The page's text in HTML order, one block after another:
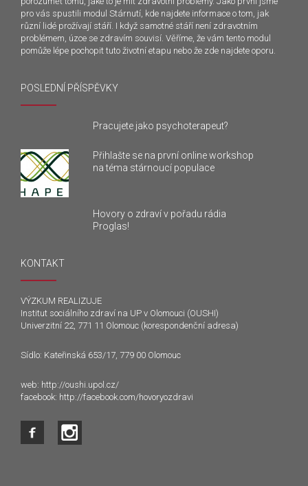
pro vás spustili modul Stárnutí, kde najdete informace o tom, jak
různí lidé prožívají stáří. I když samotné stáří není zdravotním
problémem, úzce se zdravím souvisí. Věříme, že vám tento modul
pomůže lépe pochopit tuto životní etapu nebo že zde najdete oporu.
POSLEDNÍ PŘÍSPĚVKY
Pracujete jako psychoterapeut?
Přihlašte se na první online workshop
na téma stárnoucí populace
Hovory o zdraví v pořadu rádia
Proglas!
KONTAKT
VÝZKUM REALIZUJE
Institut sociálního zdraví na UP v Olomouci (OUSHI)
Univerzitní 22, 771 11 Olomouc (korespondenční adresa)
Sídlo: Kateřinská 653/17, 779 00 Olomouc
web: http://oushi.upol.cz/
facebook: http://facebook.com/hovoryozdravi